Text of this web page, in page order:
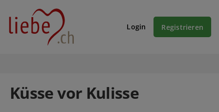
Login Registrieren
Küsse vor Kulisse